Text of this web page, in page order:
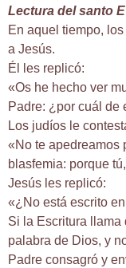
Lectura del santo
En aquel tiempo,
a Jesús.
Él les replicó:
«Os he hecho ver
Padre: ¿por cuál de
Los judíos le
«No te apedreamos
blasfemia: porque
Jesús les replicó:
«¿No está escrito
Si la Escritura
palabra de Dios, y
Padre consagró y